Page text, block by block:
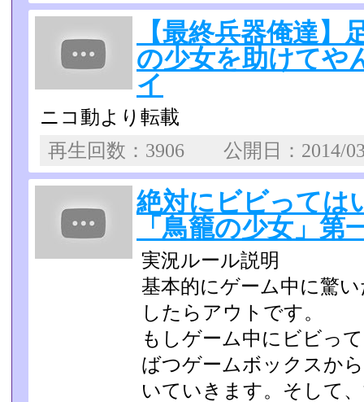
【最終兵器俺達
の少女を助けてや
イ
ニコ動より転載
再生回数：3906 公開日：
絶対にビビっては
「鳥籠の少女」第
実況ルール説明
基本的にゲーム中に驚
したらアウトです。
もしゲーム中にビビっ
ばつゲームボックスか
いていきます。そして